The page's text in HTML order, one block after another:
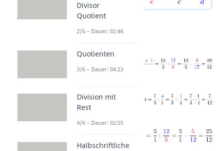
Weitere Beispiele:
Divisor
Quotient
2/6 – Dauer: 02:46
Quotienten
3/6 – Dauer: 04:23
Division mit
Rest
4/6 – Dauer: 02:55
Halbschriftliche